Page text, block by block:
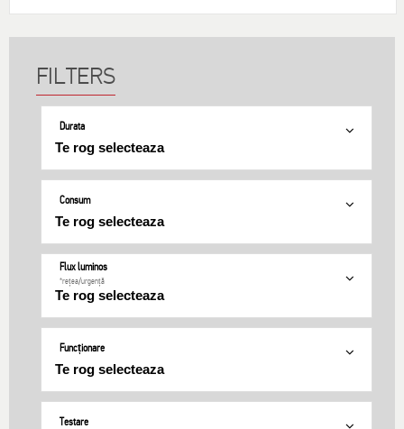
Durata
Consum
Flux luminos
*rețea/urgență
Funcționare
Testare